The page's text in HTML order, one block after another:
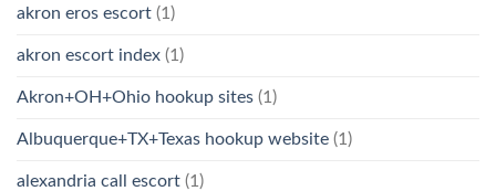
akron eros escort (1)
akron escort index (1)
Akron+OH+Ohio hookup sites (1)
Albuquerque+TX+Texas hookup website (1)
alexandria call escort (1)